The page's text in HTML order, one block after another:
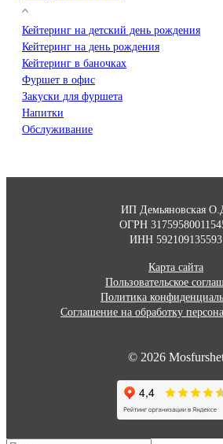
Кейтеринг на детский день рождения
Кейтеринг на день рождения
Кейтеринг в баночках
Фуршет в офис
Закуски для фуршета
Напитки
Обслуживание
ИП Демьяновская
ОГРН
ИНН 592109135593
Карта сайта
Пользовательское
Политика
Соглашение на обработку
© 2026